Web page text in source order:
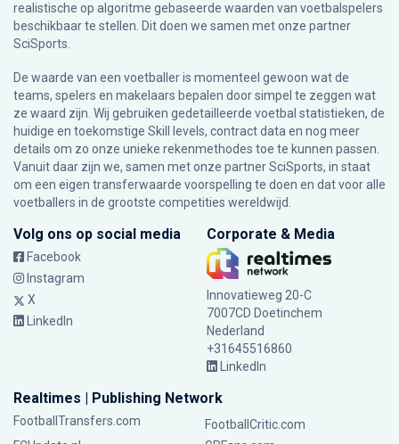
realistische op algoritme gebaseerde waarden van voetbalspelers
beschikbaar te stellen. Dit doen we samen met onze partner
SciSports
De waarde van een voetballer is momenteel gewoon wat de
teams, spelers en makelaars bepalen door simpel te zeggen wat
ze waard zijn. Wij gebruiken gedetailleerde voetbal statistieken, de
huidige en toekomstige Skill levels, contract data en nog meer
details om zo onze unieke rekenmethodes toe te kunnen passen.
Vanuit daar zijn we, samen met onze partner SciSports, in staat
om een eigen transferwaarde voorspelling te doen en dat voor alle
voetballers in de grootste competities wereldwijd.
Volg ons op social media
Facebook
Instagram
X
LinkedIn
Corporate & Media
Innovatieweg 20-C
7007CD Doetinchem
Nederland
+31645516860
LinkedIn
Realtimes | Publishing Network
FootballTransfers.com
FootballCritic.com